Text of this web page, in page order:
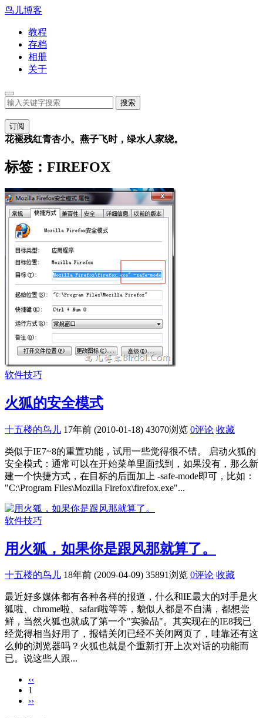
鸟儿博客
教程
存档
相册
关于
订阅
花褪残红青杏小。燕子飞时，绿水人家绕。
标签：FIREFOX
软件技巧
火狐的安全模式
十五楼的鸟儿 17年前 (2010-01-18) 43070浏览 0评论 收藏
类似于IE7~8的重置功能，试用一些觉得很不错。 启动火狐的
安全模式：通常可以在开始菜单里面找到，如果没有，那么新
建一个快捷方式，在目标的后面加上 -safe-mode即可，比如：
"C:\Program Files\Mozilla Firefox\firefox.exe"...
软件技巧
用火狐，如果你是跟风那就算了。
十五楼的鸟儿 18年前 (2009-04-09) 35891浏览 0评论 收藏
最近好多媒体都有各种各样的报道，什么和IE最大的对手是火
狐啦、chrome啦、safari啦等等，貌似人都是不自满，都想尝
鲜，当然火狐也就成了第一个"实验品"。其实现在的IE8我已
经觉得相当好用了，报错关闭已经不关闭网页了，哇靠还有这
么帅的浏览器吗？火狐也就是个重新打开上次对话的功能而
已。说这些人跟...
‹‹
1
››